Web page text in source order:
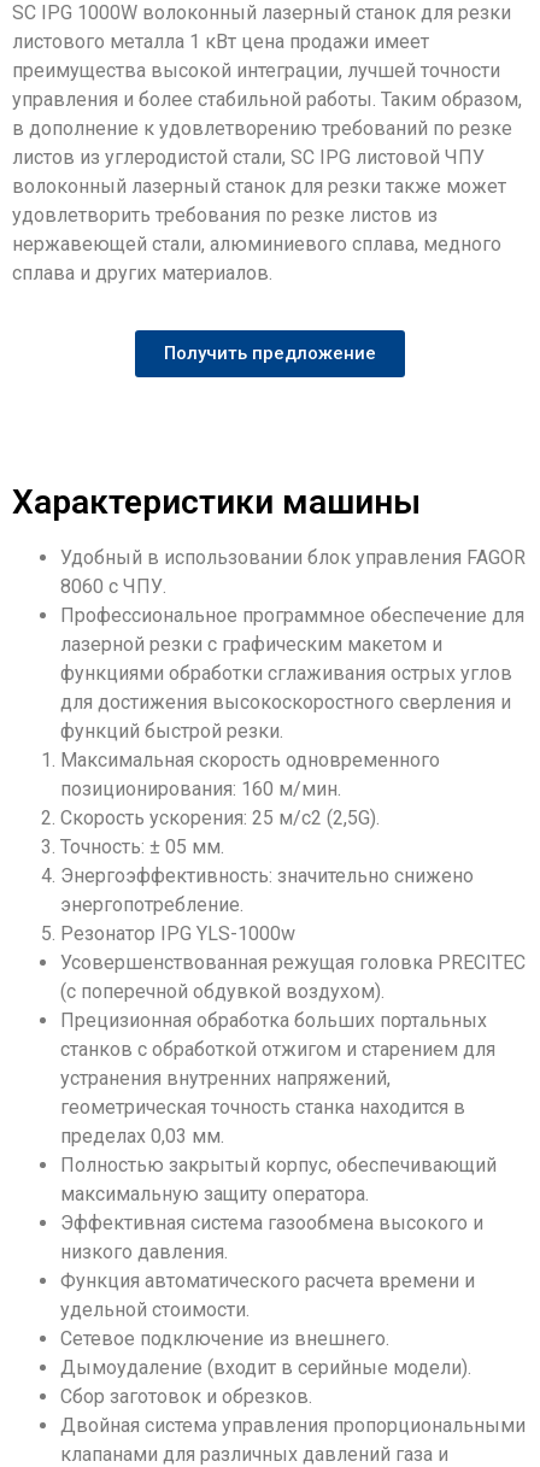
SC IPG 1000W волоконный лазерный станок для резки
листового металла 1 кВт цена продажи имеет
преимущества высокой интеграции, лучшей точности
управления и более стабильной работы. Таким образом,
в дополнение к удовлетворению требований по резке
листов из углеродистой стали, SC IPG листовой ЧПУ
волоконный лазерный станок для резки также может
удовлетворить требования по резке листов из
нержавеющей стали, алюминиевого сплава, медного
сплава и других материалов.
Получить предложение
Характеристики машины
Удобный в использовании блок управления FAGOR
8060 с ЧПУ.
Профессиональное программное обеспечение для
лазерной резки с графическим макетом и
функциями обработки сглаживания острых углов
для достижения высокоскоростного сверления и
функций быстрой резки.
Максимальная скорость одновременного
позиционирования: 160 м/мин.
Скорость ускорения: 25 м/с2 (2,5G).
Точность: ± 05 мм.
Энергоэффективность: значительно снижено
энергопотребление.
Резонатор IPG YLS-1000w
Усовершенствованная режущая головка PRECITEC
(с поперечной обдувкой воздухом).
Прецизионная обработка больших портальных
станков с обработкой отжигом и старением для
устранения внутренних напряжений,
геометрическая точность станка находится в
пределах 0,03 мм.
Полностью закрытый корпус, обеспечивающий
максимальную защиту оператора.
Эффективная система газообмена высокого и
низкого давления.
Функция автоматического расчета времени и
удельной стоимости.
Сетевое подключение из внешнего.
Дымоудаление (входит в серийные модели).
Сбор заготовок и обрезков.
Двойная система управления пропорциональными
клапанами для различных давлений газа и